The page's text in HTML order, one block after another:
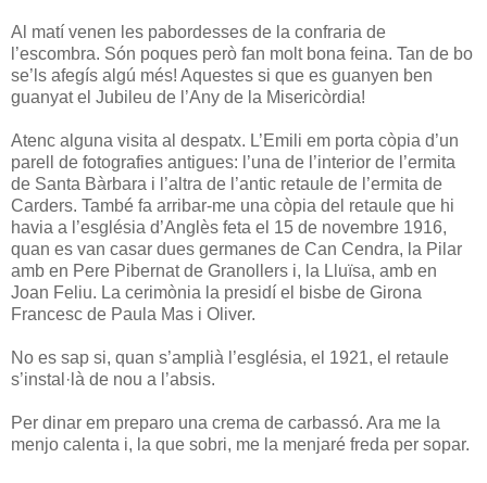
Al matí venen les pabordesses de la confraria de
l’escombra. Són poques però fan molt bona feina. Tan de bo
se’ls afegís algú més! Aquestes si que es guanyen ben
guanyat el Jubileu de l’Any de la Misericòrdia!
Atenc alguna visita al despatx. L’Emili em porta còpia d’un
parell de fotografies antigues: l’una de l’interior de l’ermita
de Santa Bàrbara i l’altra de l’antic retaule de l’ermita de
Carders. També fa arribar-me una còpia del retaule que hi
havia a l’església d’Anglès feta el 15 de novembre 1916,
quan es van casar dues germanes de Can Cendra, la Pilar
amb en Pere Pibernat de Granollers i, la Lluïsa, amb en
Joan Feliu. La cerimònia la presidí el bisbe de Girona
Francesc de Paula Mas i Oliver.
No es sap si, quan s’amplià l’església, el 1921, el retaule
s’instal·là de nou a l’absis.
Per dinar em preparo una crema de carbassó. Ara me la
menjo calenta i, la que sobri, me la menjaré freda per sopar.